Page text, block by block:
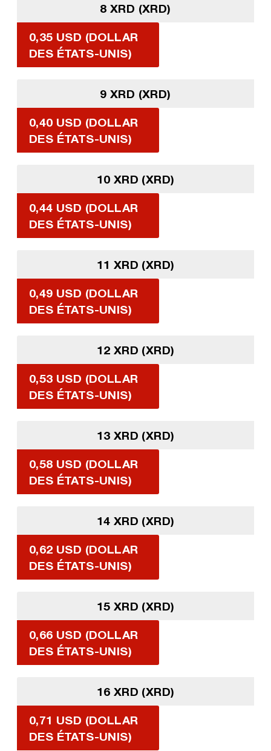
8 XRD (XRD)
0,35 USD (DOLLAR
DES ÉTATS-UNIS)
9 XRD (XRD)
0,40 USD (DOLLAR
DES ÉTATS-UNIS)
10 XRD (XRD)
0,44 USD (DOLLAR
DES ÉTATS-UNIS)
11 XRD (XRD)
0,49 USD (DOLLAR
DES ÉTATS-UNIS)
12 XRD (XRD)
0,53 USD (DOLLAR
DES ÉTATS-UNIS)
13 XRD (XRD)
0,58 USD (DOLLAR
DES ÉTATS-UNIS)
14 XRD (XRD)
0,62 USD (DOLLAR
DES ÉTATS-UNIS)
15 XRD (XRD)
0,66 USD (DOLLAR
DES ÉTATS-UNIS)
16 XRD (XRD)
0,71 USD (DOLLAR
DES ÉTATS-UNIS)